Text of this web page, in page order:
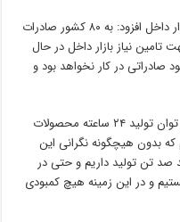
وی با توجه به کنترل صادرات برای تامین بازار داخل افزود: به ۸۰ کشور صادرات
تامین نیاز بازار داخل در حال
صادراتی در کار نخواهد بود و
وی تصریح کرد: شرکت زرماکارون با حداکثر توان تولید ۲۴ ساعته محصولات
که بدون هیچگونه نگرانی این
صد تن تولید داریم و حتی در
و در این زمینه هیچ کمبودی